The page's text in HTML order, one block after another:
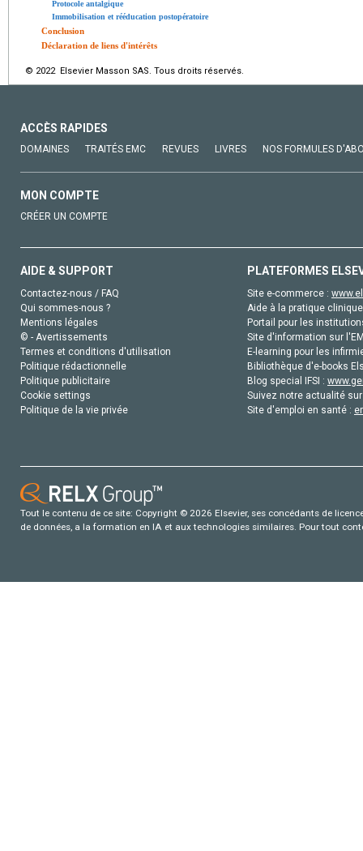
Protocole antalgique
Immobilisation et rééducation postopératoire
Conclusion
Déclaration de liens d'intérêts
© 2022 Elsevier Masson SAS. Tous droits réservés.
ACCÈS RAPIDES
DOMAINES TRAITÉS EMC REVUES LIVRES NOS FORMULES
MON COMPTE
CRÉER UN COMPTE
AIDE & SUPPORT
Contactez-nous / FAQ
Qui sommes-nous ?
Mentions légales
© - Avertissements
Termes et conditions d'utilisation
Politique rédactionnelle
Politique publicitaire
Cookie settings
Politique de la vie privée
PLATEFORMES
Site e-commerce :
Aide à la pratique
Portail pour les
Site d'information sur
E-learning pour les
Bibliothèque d'e-books
Blog special IFSI :
Suivez notre actualité
Site d'emploi en santé :
Tout le contenu de ce site: Copyright © 2026 Elsevier, ses concédants de
de données, a la formation en IA et aux technologies similaires. Pour tout